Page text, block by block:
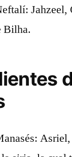
Jahzeel,
Bilha.